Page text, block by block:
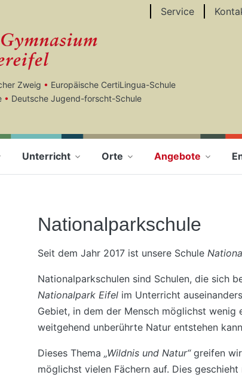
Zweig • Europäische CertiLingua-Schule
• Deutsche Jugend-forscht-Schule
Unterricht Orte Angebote
Service
Nationalparkschule
Seit dem Jahr 2017 ist unsere Schule
Nationalparkschulen sind Schulen, die sich
Nationalpark Eifel im Unterricht
Gebiet, in dem der Mensch möglichst
weitgehend unberührte Natur entstehen
Dieses Thema„Wildnis und Natur“greifen
möglichst vielen Fächern auf. Dies